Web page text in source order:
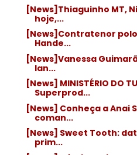
[News]Thiaguinho MT,
hoje,...
[News]Contratenor
Hande...
[News]Vanessa
lan...
[News] MINISTÉRIO DO
Superprod...
[News] Conheça a Anai
coman...
[News] Sweet Tooth:
prim...